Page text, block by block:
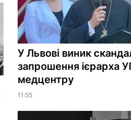
У Львові виник
запрошення ієрарха
медцентру
11:55